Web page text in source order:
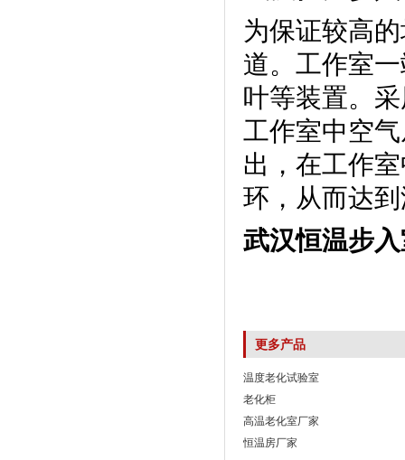
为保证较高的
道。工作室
叶等装置。
工作室中空气
出，在工
环，从而达
武汉恒温步
更多产品
温度老化试验室
老化柜
高温老化室厂家
恒温房厂家